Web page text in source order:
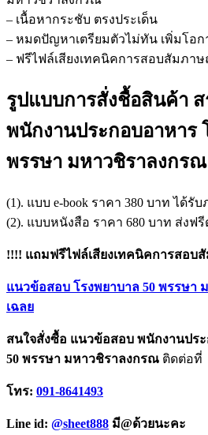
– เนื้อหากระชับ ตรงประเด็น
– หมดปัญหาเตรียมตัวไม่ทัน เพิ่มโอ
– ฟรีไฟล์เสียงเทคนิคการสอบสัมภา
รูปแบบการสั่งชื้อสินค้า
พนักงานประกอบอาหาร
พรรษา มหาวชิราลงกรณ
(1). แบบ e-book ราคา 380 บาท ได้รั
(2). แบบหนังสือ ราคา 680 บาท ส่งฟ
!!!! แถมฟรีไฟล์เสียงเทคนิคการสอบ
แนวข้อสอบ โรงพยาบาล 50 พรรษา
เฉลย
สนใจสั่งซื้อ แนวข้อสอบ พนักงานปร
50 พรรษา มหาวชิราลงกรณ ติดต่อที่
โทร: 091-8641493
Line id: @sheet888 มี@ด้วยนะคะ